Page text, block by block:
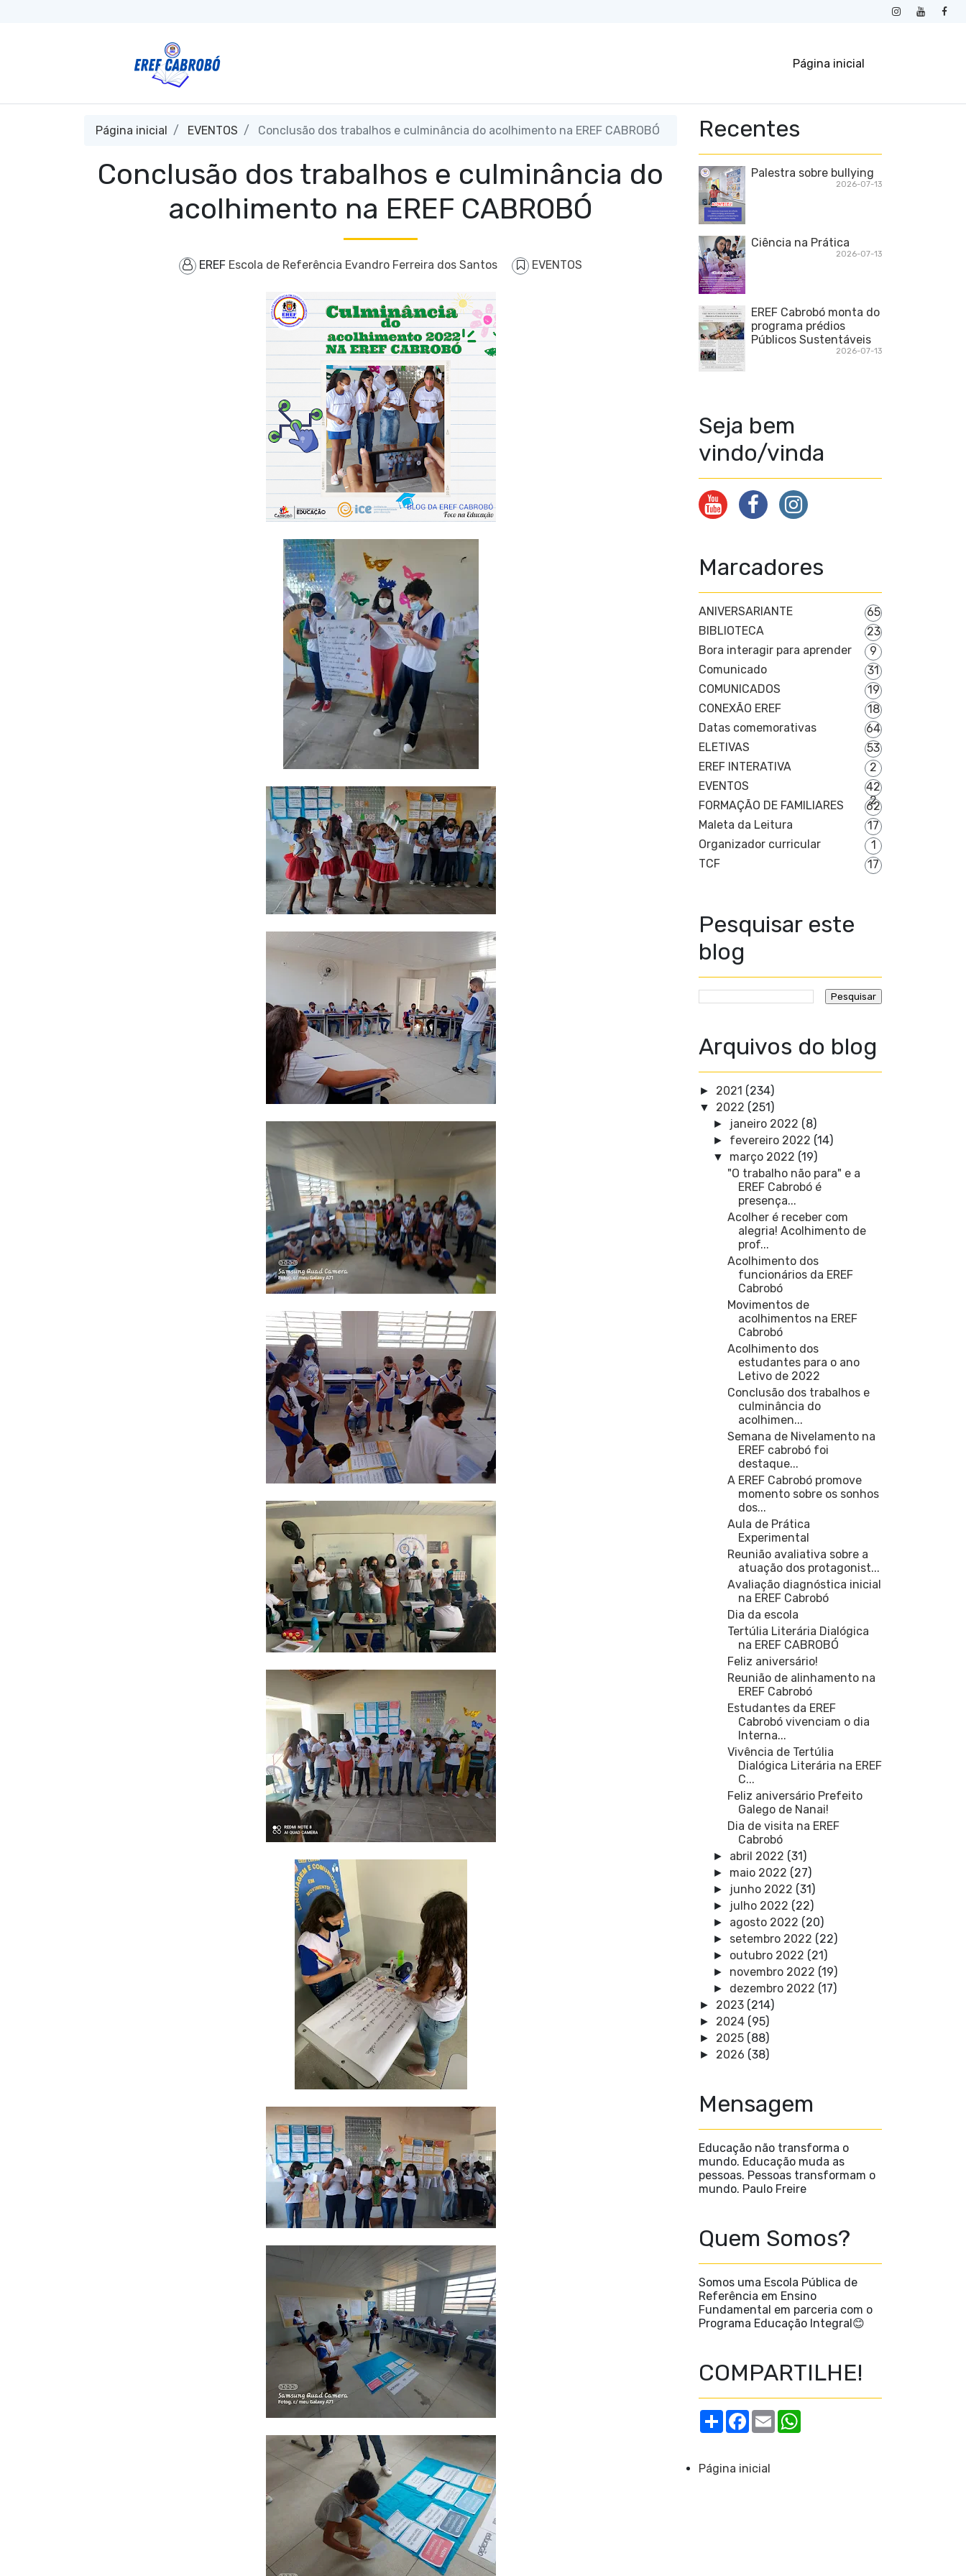
Página inicial
Página inicial EVENTOS Conclusão dos trabalhos e culminância do acolhimento na EREF CABROBÓ
Conclusão dos trabalhos e culminância do
acolhimento na EREF CABROBÓ
EREF Escola de Referência Evandro Ferreira dos Santos EVENTOS
Recentes
Palestra sobre bullying
2026-07-13
Ciência na Prática
2026-07-13
EREF Cabrobó monta do
programa prédios
Públicos Sustentáveis
2026-07-13
Seja bem
vindo/vinda
Marcadores
ANIVERSARIANTE
65
BIBLIOTECA
23
Bora interagir para aprender
9
Comunicado
31
COMUNICADOS
19
CONEXÃO EREF
18
Datas comemorativas
64
ELETIVAS
53
EREF INTERATIVA
2
EVENTOS
42
2
FORMAÇÃO DE FAMILIARES
62
Maleta da Leitura
17
Organizador curricular
1
TCF
17
Pesquisar este
blog
Arquivos do blog
► 2021 (234)
▼ 2022 (251)
► janeiro 2022 (8)
► fevereiro 2022 (14)
▼ março 2022 (19)
"O trabalho não para" e a
EREF Cabrobó é
presença...
Acolher é receber com
alegria! Acolhimento de
prof...
Acolhimento dos
funcionários da EREF
Cabrobó
Movimentos de
acolhimentos na EREF
Cabrobó
Acolhimento dos
estudantes para o ano
Letivo de 2022
Conclusão dos trabalhos e
culminância do
acolhimen...
Semana de Nivelamento na
EREF cabrobó foi
destaque...
A EREF Cabrobó promove
momento sobre os sonhos
dos...
Aula de Prática
Experimental
Reunião avaliativa sobre a
atuação dos protagonist...
Avaliação diagnóstica inicial
na EREF Cabrobó
Dia da escola
Tertúlia Literária Dialógica
na EREF CABROBÓ
Feliz aniversário!
Reunião de alinhamento na
EREF Cabrobó
Estudantes da EREF
Cabrobó vivenciam o dia
Interna...
Vivência de Tertúlia
Dialógica Literária na EREF
C...
Feliz aniversário Prefeito
Galego de Nanai!
Dia de visita na EREF
Cabrobó
► abril 2022 (31)
► maio 2022 (27)
► junho 2022 (31)
► julho 2022 (22)
► agosto 2022 (20)
► setembro 2022 (22)
► outubro 2022 (21)
► novembro 2022 (19)
► dezembro 2022 (17)
► 2023 (214)
► 2024 (95)
► 2025 (88)
► 2026 (38)
Mensagem
Educação não transforma o
mundo. Educação muda as
pessoas. Pessoas transformam o
mundo. Paulo Freire
Quem Somos?
Somos uma Escola Pública de
Referência em Ensino
Fundamental em parceria com o
Programa Educação Integral😊
COMPARTILHE!
S
h
F
b
o
E
m
Página inicial